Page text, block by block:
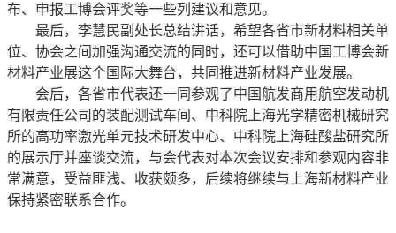
布、申报工博会评奖等一些列建议和意见。
最后，李慧民副处长总结讲话，希望各省市新材料相关单
位、协会之间加强沟通交流的同时，还可以借助中国工博会新
材料产业展这个国际大舞台，共同推进新材料产业发展。
会后，各省市代表还一同参观了中国航发商用航空发动机
有限责任公司的装配测试车间、中科院上海光学精密机械研究
所的高功率激光单元技术研发中心、中科院上海硅酸盐研究所
的展示厅并座谈交流，与会代表对本次会议安排和参观内容非
常满意，受益匪浅、收获颇多，后续将继续与上海新材料产业
保持紧密联系合作。